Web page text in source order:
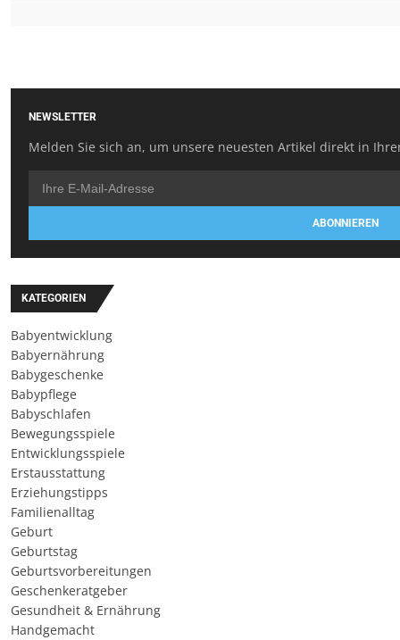
NEWSLETTER
Melden Sie sich an, um unsere neuesten Artikel direkt in
ABONNIEREN
KATEGORIEN
Babyentwicklung
Babyernährung
Babygeschenke
Babypflege
Babyschlafen
Bewegungsspiele
Entwicklungsspiele
Erstausstattung
Erziehungstipps
Familienalltag
Geburt
Geburtstag
Geburtsvorbereitungen
Geschenkeratgeber
Gesundheit & Ernährung
Handgemacht